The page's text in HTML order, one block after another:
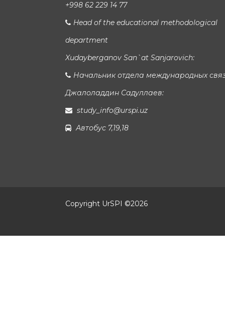
+998 62 229 14 77
Head of the educational methodological
department
Xudayberganov San`at Sanjarovich:
Начальник отдела международных
Джалоладдин Садуллаев:
study_info@urspi.uz
Автобус 7,19,18
Copyright UrSPI ©2026